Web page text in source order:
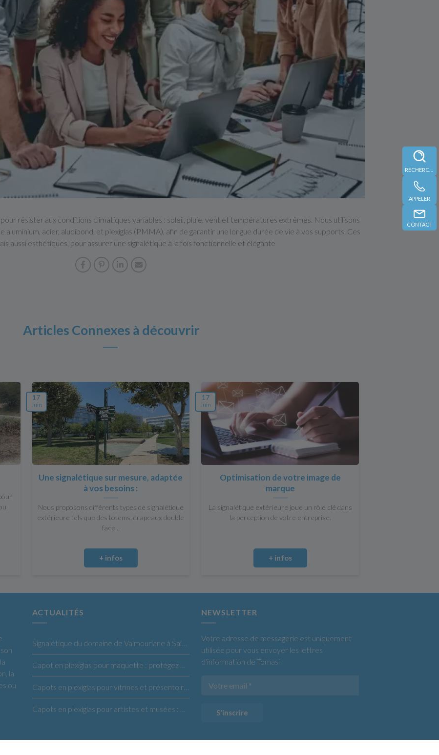
APPELER
CONTACT
résister aux conditions climatiques variables : soleil, pluie, vent et températures extrêmes. Nous utilisons
acier, aludibond, et plexiglas (PMMA), afin de garantir une longue durée de vie à vos supports. Ces
aussi esthétiques, pour assurer une signalétique à la fois fonctionnelle et élégante
Articles Connexes à découvrir
17
Juin
Une signalétique sur mesure, adaptée
à vos besoins :
Nous proposons différents types de signalétique
extérieure tels que des totems, drapeaux double
face...
+ infos
17
Juin
Optimisation de votre image de
marque
La signalétique extérieure joue un rôle clé dans
la perception de votre entreprise.
+ infos
la
ou
ACTUALITÉS
Signalétique du domaine de Valmouriane à Saint-Rémy de Provence
Capot en plexiglas pour maquette : protégez et sublimez vos créations
Capots en plexiglas pour vitrines et présentoirs : la solution idéale pour vos produits
Capots en plexiglas pour artistes et musées : protégez et exposez vos œuvres en toute confiance
NEWSLETTER
Votre adresse de messagerie est uniquement
utilisée pour vous envoyer les lettres
d'information de Tomasi
S'inscrire